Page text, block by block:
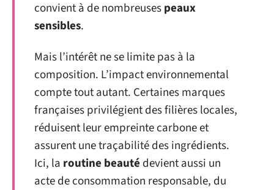
convient à de nombreusespeaux
sensibles.
Mais l’intérêt ne se limite pas à la
composition. L’impact environnemental
compte tout autant. Certaines marques
françaises privilégient des filières locales,
réduisent leur empreinte carbone et
assurent une traçabilité des ingrédients.
Ici, la routine beauté devient aussi un
acte de consommation responsable, du